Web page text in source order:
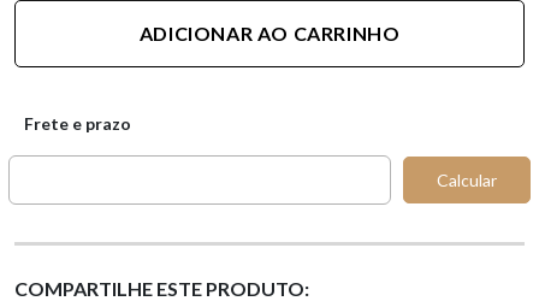
ADICIONAR AO CARRINHO
Frete e prazo
Calcular
COMPARTILHE ESTE PRODUTO: